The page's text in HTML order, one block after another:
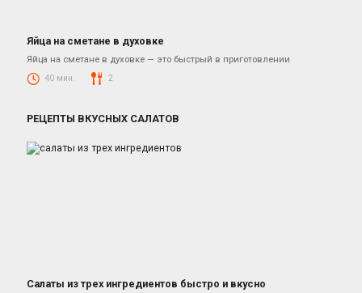
Яйца на сметане в духовке
Яйца на сметане в духовке — это быстрый в приготовлении
40 мин. 2
РЕЦЕПТЫ ВКУСНЫХ САЛАТОВ
Салаты из трех ингредиентов быстро и вкусно